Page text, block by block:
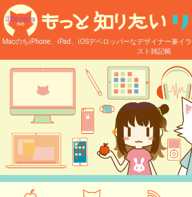
MacのちiPhone、iPad、iOSデベロッパーなデザイナー兼イ
スト雑記帳